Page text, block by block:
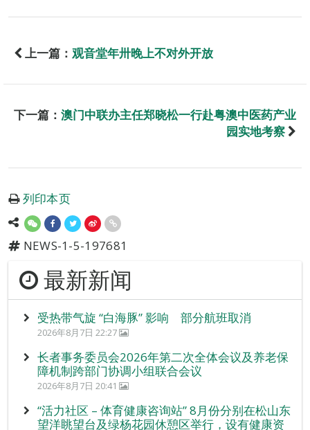
上一篇： 观音堂年卅晚上不对外开放
下一篇： 澳门中联办主任郑晓松一行赴粤澳中医药产业
园实地考察
列印本页
NEWS-1-5-197681
最新新闻
受热带气旋 “白海豚” 影响 部分航班取消
2026年8月7日 22:27
长者事务委员会2026年第二次全体会议及养老保
障机制跨部门协调小组联合会议
2026年8月7日 20:41
“活力社区 – 体育健康咨询站” 8月份分别在松山东
望洋眺望台及绿杨花园休憩区举行，设有健康资